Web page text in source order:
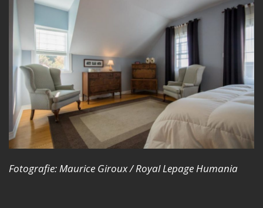
Fotografie: Maurice Giroux / Royal Lepage Humania